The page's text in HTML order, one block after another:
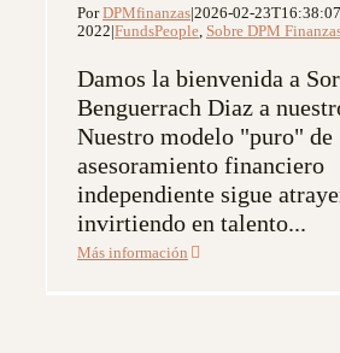
PorDPMfinanzas|2026-02-
2022|FundsPeople, Sobre DPM
Damos la bienvenida a
Benguerrach Diaz a
Nuestro modelo "puro" de
asesoramiento financiero
independiente sigue
invirtiendo en talento...
Más información